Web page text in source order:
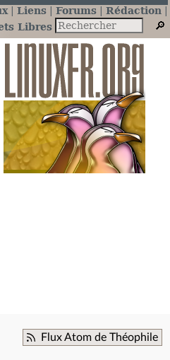
Liens Forums
Rédaction
Libres
Flux Atom de Théophile